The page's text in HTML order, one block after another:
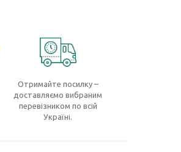
Отримайте посилку –
доставляємо вибраним
перевізником по всій
Україні.